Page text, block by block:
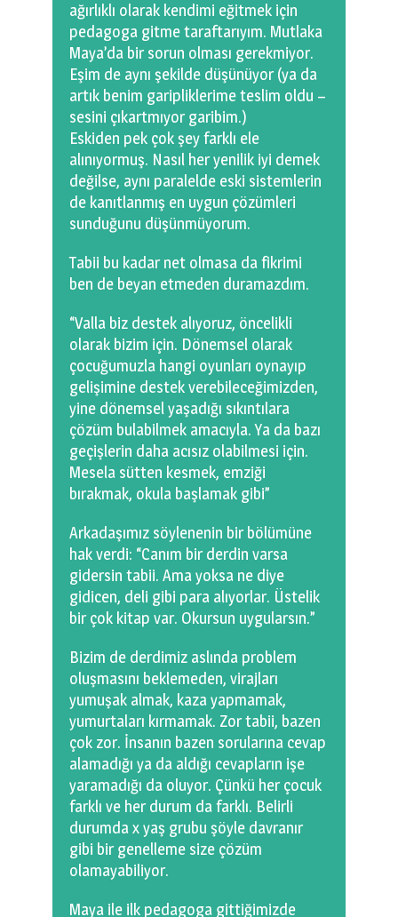
ağırlıklı olarak kendimi eğitmek için
pedagoga gitme taraftarıyım. Mutlaka
Maya’da bir sorun olması gerekmiyor.
Eşim de aynı şekilde düşünüyor (ya da
artık benim garipliklerime teslim oldu –
sesini çıkartmıyor garibim.)
Eskiden pek çok şey farklı ele
alınıyormuş. Nasıl her yenilik iyi demek
değilse, aynı paralelde eski sistemlerin
de kanıtlanmış en uygun çözümleri
sunduğunu düşünmüyorum.
Tabii bu kadar net olmasa da fikrimi
ben de beyan etmeden duramazdım.
“Valla biz destek alıyoruz, öncelikli
olarak bizim için. Dönemsel olarak
çocuğumuzla hangi oyunları oynayıp
gelişimine destek verebileceğimizden,
yine dönemsel yaşadığı sıkıntılara
çözüm bulabilmek amacıyla. Ya da bazı
geçişlerin daha acısız olabilmesi için.
Mesela sütten kesmek, emziği
bırakmak, okula başlamak gibi”
Arkadaşımız söylenenin bir bölümüne
hak verdi: “Canım bir derdin varsa
gidersin tabii. Ama yoksa ne diye
gidicen, deli gibi para alıyorlar. Üstelik
bir çok kitap var. Okursun uygularsın.”
Bizim de derdimiz aslında problem
oluşmasını beklemeden, virajları
yumuşak almak, kaza yapmamak,
yumurtaları kırmamak. Zor tabii, bazen
çok zor. İnsanın bazen sorularına cevap
alamadığı ya da aldığı cevapların işe
yaramadığı da oluyor. Çünkü her çocuk
farklı ve her durum da farklı. Belirli
durumda x yaş grubu şöyle davranır
gibi bir genelleme size çözüm
olamayabiliyor.
Maya ile ilk pedagoga gittiğimizde